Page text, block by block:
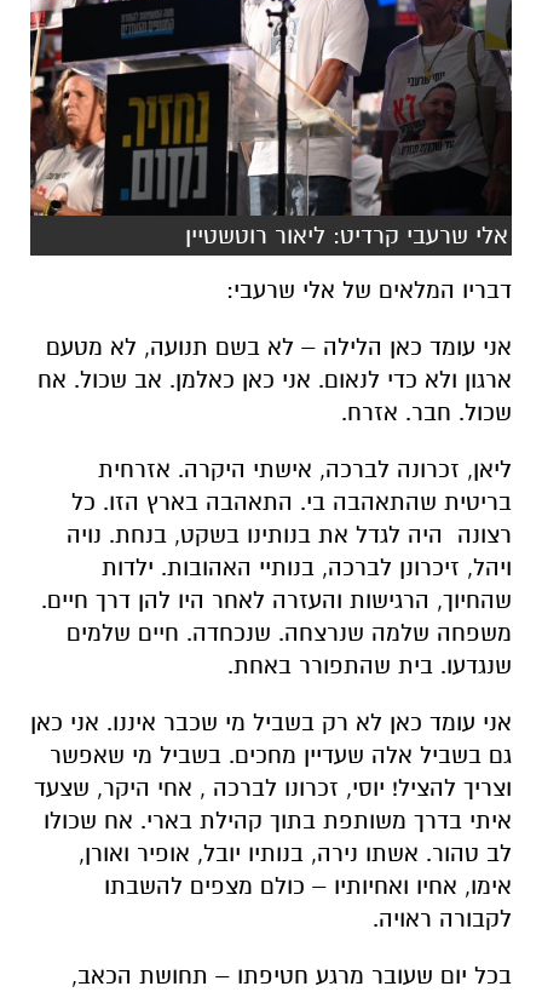
אלי שרעבי קרדיט: ליאור רוטשטיין
דבריו המלאים של אלי שרעבי:
אני עומד כאן הלילה – לא בשם תנועה, לא מטעם
ארגון ולא כדי לנאום. אני כאן כאלמן. אב שכול. אח
שכול. חבר. אזרח.
ליאן, זכרונה לברכה, אישתי היקרה. אזרחית
בריטית שהתאהבה בי. התאהבה בארץ הזו. כל
רצונה היה לגדל את בנותינו בשקט, בנחת. נויה
ויהל, זיכרונן לברכה, בנותיי האהובות. ילדות
שהחיוך, הרגישות והעזרה לאחר היו להן דרך חיים.
משפחה שלמה שנרצחה. שנכחדה. חיים שלמים
שנגדעו. בית שהתפורר באחת.
אני עומד כאן לא רק בשביל מי שכבר איננו. אני כאן
גם בשביל אלה שעדיין מחכים. בשביל מי שאפשר
וצריך להציל! יוסי, זכרונו לברכה , אחי היקר, שצעד
איתי בדרך משותפת בתוך קהילת בארי. אח שכולו
לב טהור. אשתו נירה, בנותיו יובל, אופיר ואורן,
אימו, אחיו ואחיותיו – כולם מצפים להשבתו
לקבורה ראויה.
בכל יום שעובר מרגע חטיפתו – תחושת הכאב,